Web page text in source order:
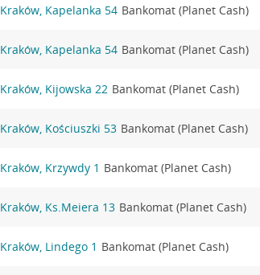
Kraków, Kapelanka 54 Bankomat (Planet Cash)
Kraków, Kapelanka 54 Bankomat (Planet Cash)
Kraków, Kijowska 22 Bankomat (Planet Cash)
Kraków, Kościuszki 53 Bankomat (Planet Cash)
Kraków, Krzywdy 1 Bankomat (Planet Cash)
Kraków, Ks.Meiera 13 Bankomat (Planet Cash)
Kraków, Lindego 1 Bankomat (Planet Cash)